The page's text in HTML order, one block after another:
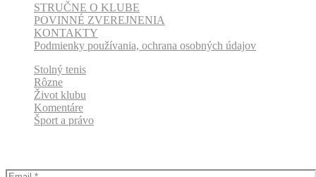
STRUČNE O KLUBE
POVINNÉ ZVEREJNENIA
KONTAKTY
Podmienky používania, ochrana osobných údajov
Stolný tenis
Rôzne
Život klubu
Komentáre
Šport a právo